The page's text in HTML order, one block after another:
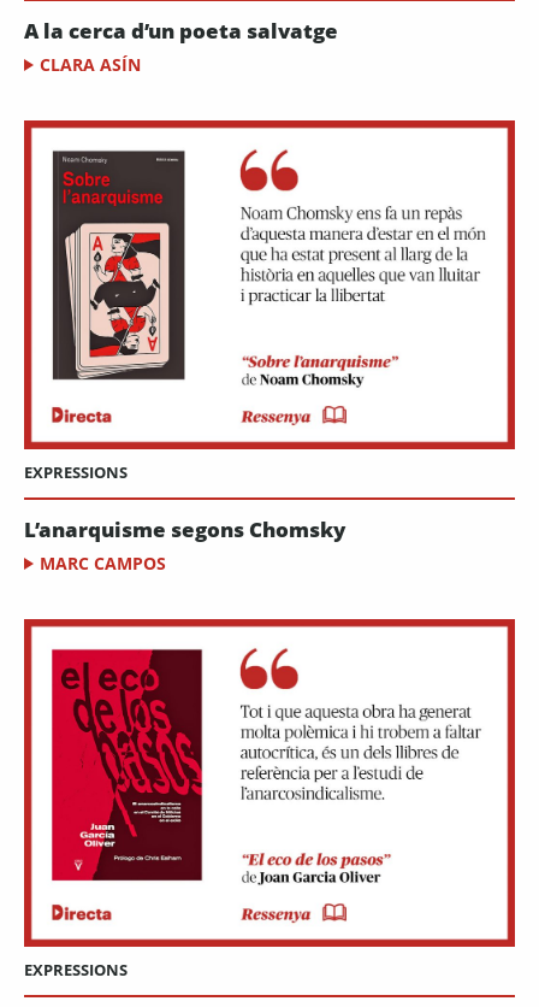
A la cerca d’un poeta salvatge
CLARA ASÍN
EXPRESSIONS
L’anarquisme segons Chomsky
MARC CAMPOS
EXPRESSIONS